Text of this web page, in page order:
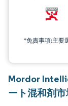
*免責事項:主要
Mordor
ート混和剤